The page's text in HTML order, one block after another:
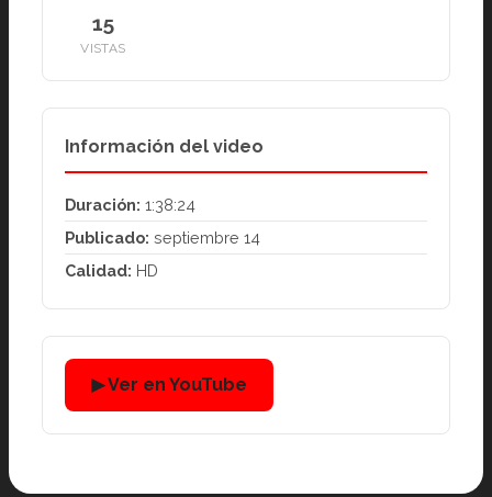
15
VISTAS
Información del video
Duración: 1:38:24
Publicado: septiembre 14
Calidad: HD
▶ Ver en YouTube